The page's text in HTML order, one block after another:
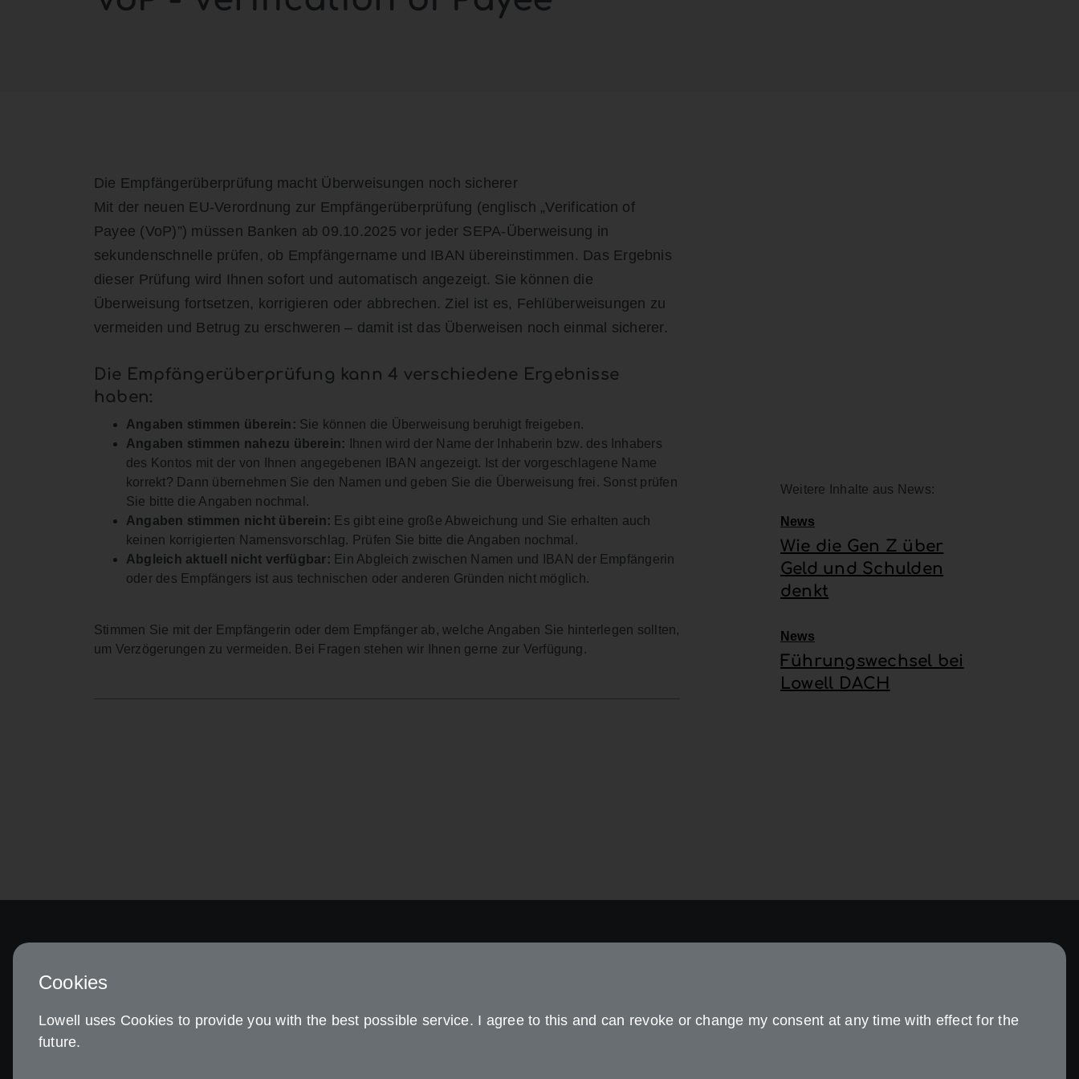
Die Empfängerüberprüfung macht Überweisungen noch sicherer
Mit der neuen EU-Verordnung zur Empfängerüberprüfung (englisch „Verification of
Payee (VoP)”) müssen Banken ab 09.10.2025 vor jeder SEPA-Überweisung in
sekundenschnelle prüfen, ob Empfängername und IBAN übereinstimmen. Das Ergebnis
dieser Prüfung wird Ihnen sofort und automatisch angezeigt. Sie können die
Überweisung fortsetzen, korrigieren oder abbrechen. Ziel ist es, Fehlüberweisungen zu
vermeiden und Betrug zu erschweren – damit ist das Überweisen noch einmal sicherer.
Die Empfängerüberprüfung kann 4 verschiedene Ergebnisse
haben:
Angaben stimmen überein: Sie können die Überweisung beruhigt freigeben.
Angaben stimmen nahezu überein: Ihnen wird der Name der Inhaberin bzw. des Inhabers
des Kontos mit der von Ihnen angegebenen IBAN angezeigt. Ist der vorgeschlagene Name
korrekt? Dann übernehmen Sie den Namen und geben Sie die Überweisung frei. Sonst prüfen
Sie bitte die Angaben nochmal.
Angaben stimmen nicht überein: Es gibt eine große Abweichung und Sie erhalten auch
keinen korrigierten Namensvorschlag. Prüfen Sie bitte die Angaben nochmal.
Abgleich aktuell nicht verfügbar: Ein Abgleich zwischen Namen und IBAN der Empfängerin
oder des Empfängers ist aus technischen oder anderen Gründen nicht möglich.
Stimmen Sie mit der Empfängerin oder dem Empfänger ab, welche Angaben Sie hinterlegen sollten,
um Verzögerungen zu vermeiden. Bei Fragen stehen wir Ihnen gerne zur Verfügung.
Weitere Inhalte aus News:
News
Wie die Gen Z über
Geld und Schulden
denkt
News
Führungswechsel bei
Lowell DACH
Serviceportal Mahnung erhalten? Wer wir sind
Cookies
Lowell uses Cookies to provide you with the best possible service. I agree to this and can revoke or change my consent at any time with effect for the
future.